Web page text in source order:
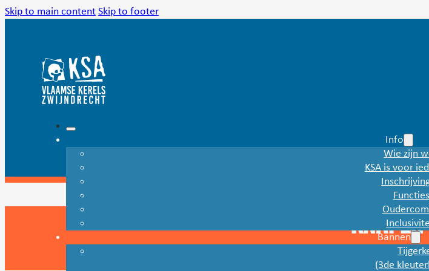
Skip to main content Skip to footer
Info
Wie zijn
KSA is voor
Functies
Bannen
(3de
Knapen